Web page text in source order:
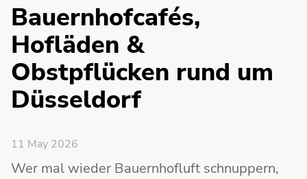
Bauernhofcafés,
Hofläden &
Obstpflücken rund um
Düsseldorf
11 May 2026
Wer mal wieder Bauernhofluft schnuppern,